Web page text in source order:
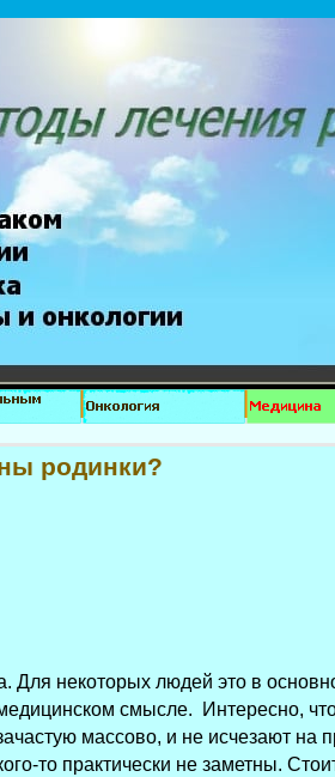
родинки?
Для некоторых людей это в
смысле. Интересно,
массово, и не исчезают на
то практически не заметны.